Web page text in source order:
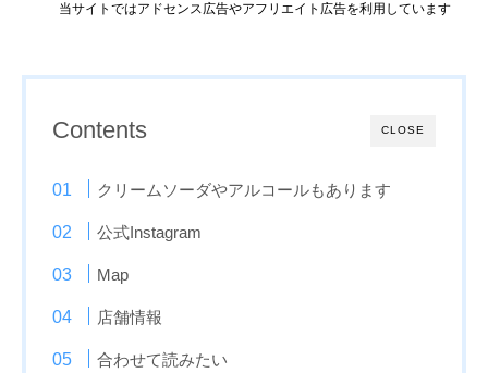
当サイトではアドセンス広告やアフリエイト広告を利用しています
CLOSE
Contents
クリームソーダやアルコールもあります
公式Instagram
Map
店舗情報
合わせて読みたい